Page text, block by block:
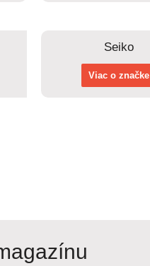
Seiko
Viac o značke